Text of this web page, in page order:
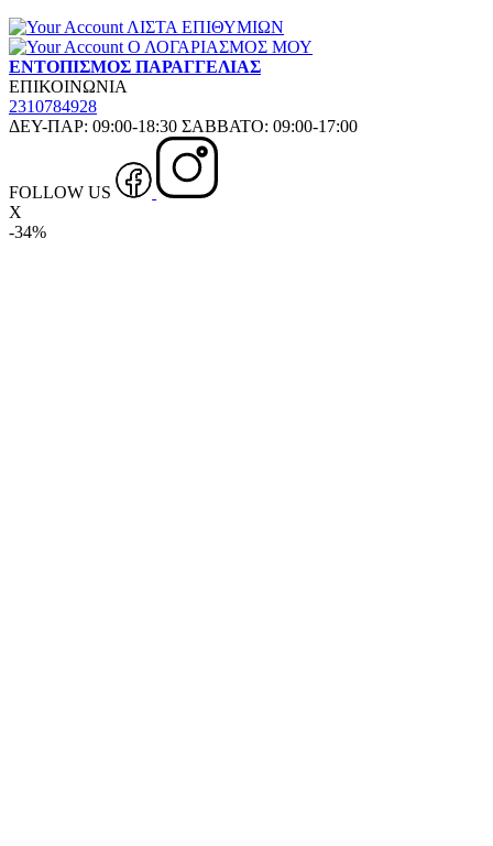
ΛΙΣΤΑ ΕΠΙΘΥΜΙΩΝ
Ο ΛΟΓΑΡΙΑΣΜΟΣ ΜΟΥ
ΕΝΤΟΠΙΣΜΟΣ ΠΑΡΑΓΓΕΛΙΑΣ
ΕΠΙΚΟΙΝΩΝΙΑ
2310784928
ΔΕΥ-ΠΑΡ: 09:00-18:30 ΣΑΒΒΑΤΟ: 09:00-17:00
FOLLOW US
X
-34%